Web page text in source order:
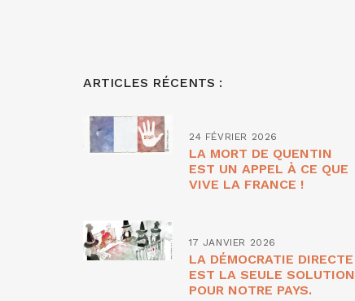
ARTICLES RÉCENTS :
24 FÉVRIER 2026
LA MORT DE QUENTIN
EST UN APPEL À CE QUE
VIVE LA FRANCE !
17 JANVIER 2026
LA DÉMOCRATIE DIRECTE
EST LA SEULE SOLUTION
POUR NOTRE PAYS.